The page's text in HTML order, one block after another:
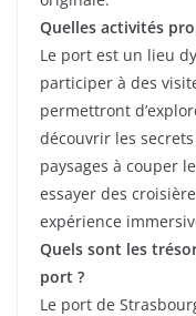
Quelles activités
Le port est un lieu
participer à des
permettront
découvrir les
paysages à couper
essayer des
expérience
Quels sont les
port ?
Le port de